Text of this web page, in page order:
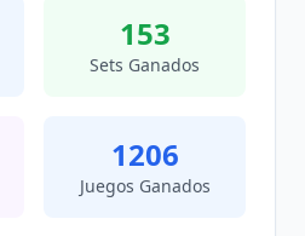
153
Sets Ganados
1206
Juegos Ganados